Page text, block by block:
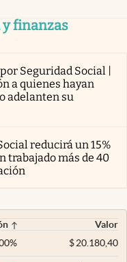
y finanzas
Seguridad Social |
a quienes hayan
adelanten su
reducirá un 15%
trabajado más de 40
Valor
% $20.180,40